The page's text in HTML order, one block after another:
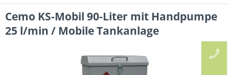
Cemo KS-Mobil 90-Liter mit Handpumpe
25 l/min / Mobile Tankanlage